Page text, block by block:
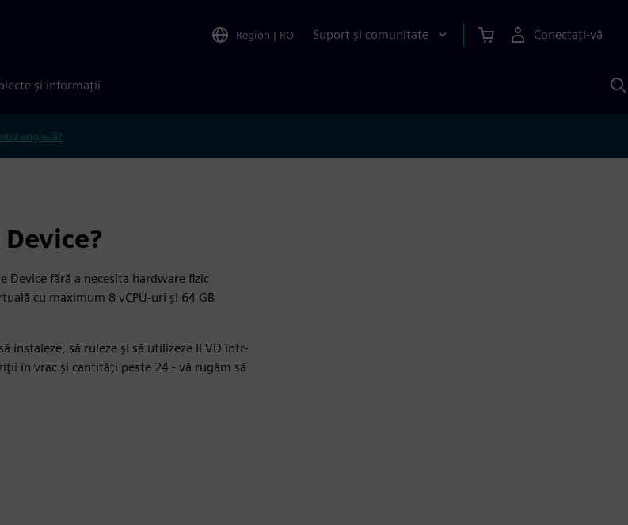
Region | RO Suport și comunitate Conectați-vă
și informații
engleză?
Device fără a necesita hardware fizic
cu maximum 8 vCPU-uri și 64 GB
instaleze, să ruleze și să utilizeze IEVD într-
în vrac și cantități peste 24 - vă rugăm să